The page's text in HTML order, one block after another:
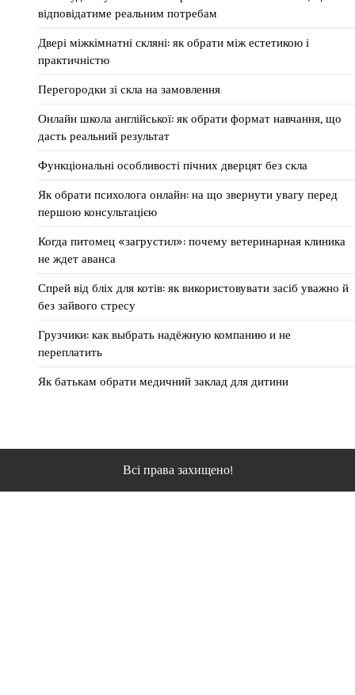
відповідатиме реальним потребам
Двері міжкімнатні скляні: як обрати між естетикою і
практичністю
Перегородки зі скла на замовлення
Онлайн школа англійської: як обрати формат навчання, що
дасть реальний результат
Функціональні особливості пічних дверцят без скла
Як обрати психолога онлайн: на що звернути увагу перед
першою консультацією
Когда питомец «загрустил»: почему ветеринарная клиника
не ждет аванса
Спрей від бліх для котів: як використовувати засіб уважно й
без зайвого стресу
Грузчики: как выбрать надёжную компанию и не
переплатить
Як батькам обрати медичний заклад для дитини
Всі права захищено!